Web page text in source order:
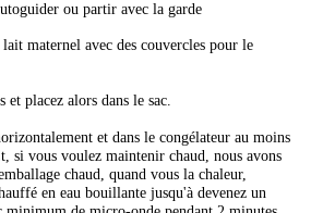
ou partir avec la garde
maternel avec des couvercles pour le
et placez alors dans le sac.
et dans le congélateur au moins
si vous voulez maintenir chaud, nous avons
chaud, quand vous la chaleur,
en eau bouillante jusqu'à devenez un